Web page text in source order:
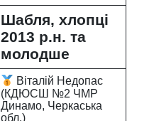
Шабля, хлопці
2013 р.н. та
молодше
Віталій Недопас
(КДЮСШ №2 ЧМР
Динамо, Черкаська
обл.)